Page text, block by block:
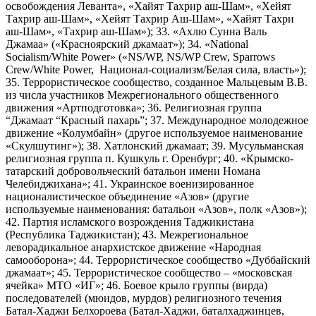
освобождения Леванта», «Хайят Тахрир аш-Шам», «Хейят
Тахрир аш-Шам», «Хейят Тахрир Аш-Шам», «Хайят Тахри
аш-Шам», «Тахрир аш-Шам»); 33. «Ахлю Сунна Валь
Джамаа» («Красноярский джамаат»); 34. «National
Socialism/White Power» («NS/WP, NS/WP Crew, Sparrows
Crew/White Power, Национал-социализм/Белая сила, власть»);
35. Террористическое сообщество, созданное Мальцевым В.В.
из числа участников Межрегионального общественного
движения «Артподготовка»; 36. Религиозная группа
“Джамаат “Красный пахарь”; 37. Международное молодежное
движение «Колумбайн» (другое используемое наименование
«Скулшутинг»); 38. Хатлонский джамаат; 39. Мусульманская
религиозная группа п. Кушкуль г. Оренбург; 40. «Крымско-
татарский добровольческий батальон имени Номана
Челебиджихана»; 41. Украинское военизированное
националистическое объединение «Азов» (другие
используемые наименования: батальон «Азов», полк «Азов»);
42. Партия исламского возрождения Таджикистана
(Республика Таджикистан); 43. Межрегиональное
леворадикальное анархистское движение «Народная
самооборона»; 44. Террористическое сообщество «Дуббайский
джамаат»; 45. Террористическое сообщество – «московская
ячейка» МТО «ИГ»; 46. Боевое крыло группы (вирда)
последователей (мюидов, мурдов) религиозного течения
Батал-Хаджи Белхороева (Батал-Хаджи, баталхаджинцев,